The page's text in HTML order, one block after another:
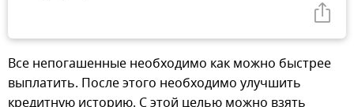
Все непогашенные необходимо как можно быстрее
выплатить. После этого необходимо улучшить
кредитную историю. С этой целью можно взять